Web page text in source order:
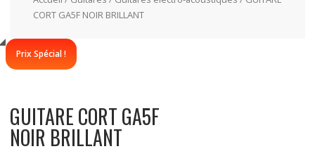
CORT GA5F NOIR BRILLANT
Prix Spécial !
GUITARE CORT GA5F
NOIR BRILLANT